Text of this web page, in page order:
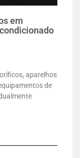
em
aparelhos
de